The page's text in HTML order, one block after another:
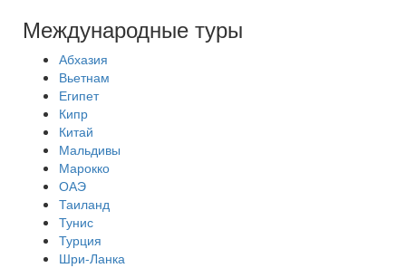
Международные туры
Абхазия
Вьетнам
Египет
Кипр
Китай
Мальдивы
Марокко
ОАЭ
Таиланд
Тунис
Турция
Шри-Ланка